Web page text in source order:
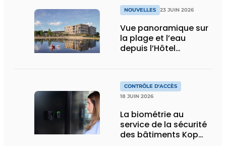
NOUVELLES 23 JUIN 2026
Vue panoramique sur
la plage et l’eau
depuis l’Hôtel
CONTRÔLE D'ACCÈS
18 JUIN 2026
La biométrie au
service de la sécurité
des bâtiments Kop